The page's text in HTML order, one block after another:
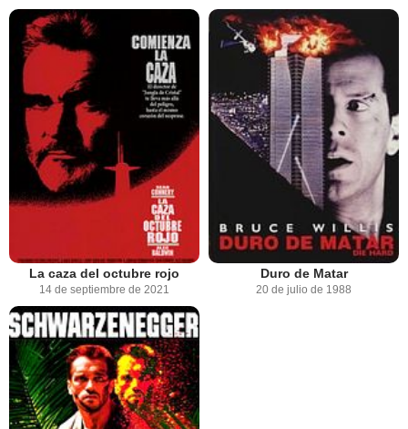
La caza del octubre rojo
14 de septiembre de 2021
Duro de Matar
20 de julio de 1988